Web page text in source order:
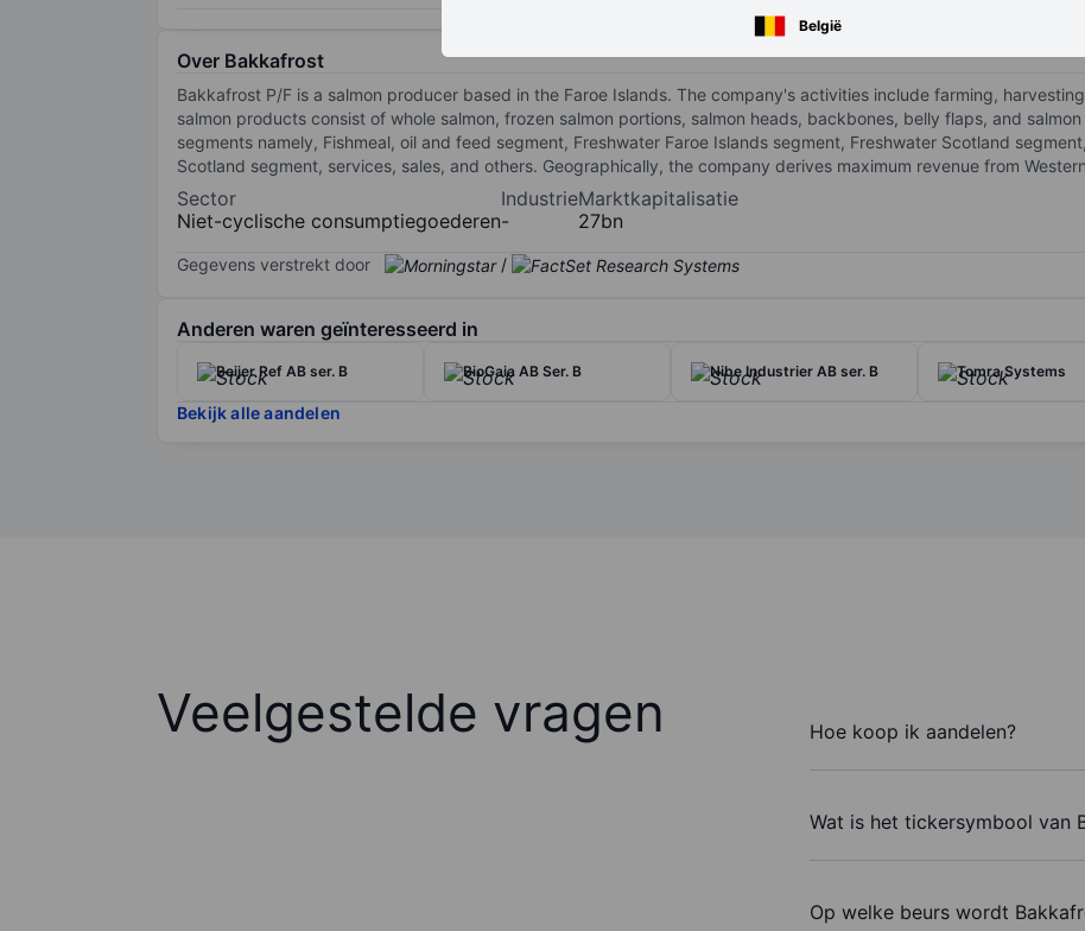
België
Over Bakkafrost
Bakkafrost P/F is a salmon producer based in the Faroe Islands. The company's activities include farming,
salmon products consist of whole salmon, frozen salmon portions, salmon heads, backbones, belly flaps, and
segments namely, Fishmeal, oil and feed segment, Freshwater Faroe Islands segment, Freshwater Scotland
Scotland segment, services, sales, and others. Geographically, the company derives maximum revenue from
Sector
Niet-cyclische consumptiegoederen
Industrie
-
Marktkapitalisatie
27bn
Gegevens verstrekt door /
Anderen waren geïnteresseerd in
Beijer Ref AB ser. B BioGaia AB Ser. B Nibe Industrier AB ser. B Tomra Systems
Bekijk alle aandelen
Veelgestelde vragen Hoe koop ik aandelen?
Wat is het tickersymbool van
Op welke beurs wordt